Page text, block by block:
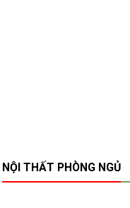
NỘI THẤT PHÒNG NGỦ